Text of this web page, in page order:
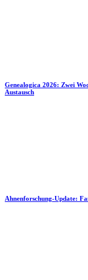
Genealogica 2026: Zwei
Austausch
Ahnenforschung-Update: